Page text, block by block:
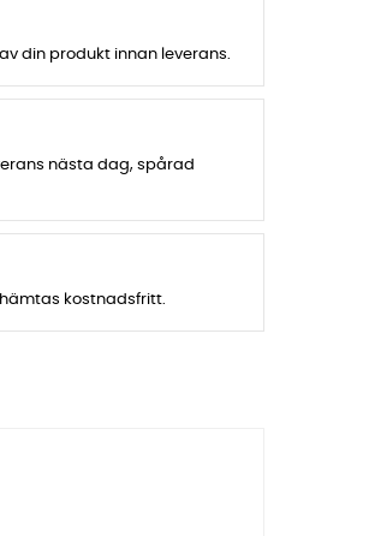
din produkt innan leverans.
nästa dag, spårad
kostnadsfritt.